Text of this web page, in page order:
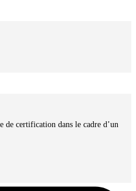
de certification dans le cadre d’un